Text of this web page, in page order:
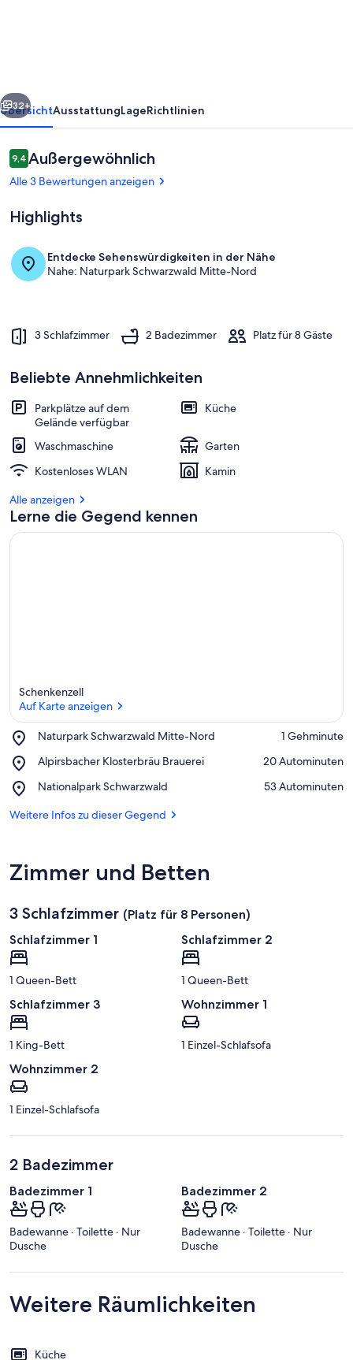
privater
Terrasse
und
WLAN
Speisen im Freien
Weiter
32+
ÜbersichtAusstattungLageRichtlinien
Bewertungen
9,49,4 von 10.
Außergewöhnlich
Alle 3 Bewertungen anzeigen
Highlights
Entdecke Sehenswürdigkeiten in der Nähe
Nahe: Naturpark Schwarzwald Mitte-Nord
3 Schlafzimmer 2 Badezimmer Platz für 8 Gäste
Beliebte Annehmlichkeiten
Parkplätze auf dem
Gelände verfügbar
Küche
Waschmaschine
Garten
Kostenloses WLAN
Kamin
Alle anzeigen
Lerne die Gegend kennen
Schenkenzell
Auf Karte anzeigen
Naturpark Schwarzwald Mitte-Nord
Place,
Schwarzwald
Nord
‪1 Gehminute‬
Alpirsbacher Klosterbräu Brauerei
Place,
Klosterbräu
‪20 Autominuten‬
Nationalpark Schwarzwald
Place,
Schwarzwald
‪53 Autominuten‬
Weitere Infos zu dieser Gegend
Zimmer und Betten
3 Schlafzimmer (Platz für 8 Personen)
Schlafzimmer 1
1 Queen-Bett
Schlafzimmer 2
1 Queen-Bett
Schlafzimmer 3
1 King-Bett
Wohnzimmer 1
1 Einzel-Schlafsofa
Wohnzimmer 2
1 Einzel-Schlafsofa
2 Badezimmer
Badezimmer 1
Badewanne · Toilette · Nur
Dusche
Badezimmer 2
Badewanne · Toilette · Nur
Dusche
Weitere Räumlichkeiten
Küche